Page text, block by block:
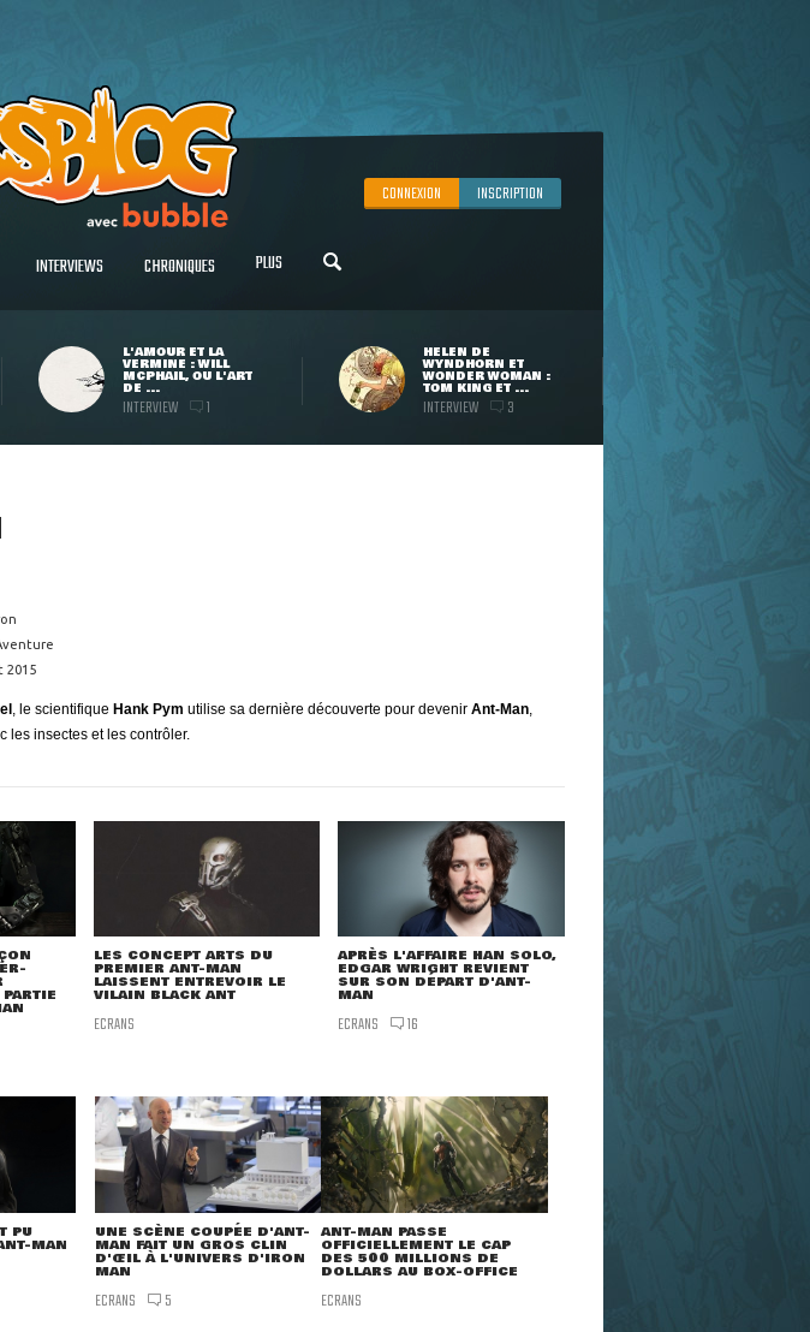
CONNEXION INSCRIPTION
INTERVIEWS CHRONIQUES PLUS
L'AMOUR ET LA
VERMINE : WILL
MCPHAIL, OU L'ART
DE ...
INTERVIEW 1
HELEN DE
WYNDHORN ET
WONDER WOMAN :
TOM KING ET ...
INTERVIEW 3
2015
, le scientifique Hank Pym utilise sa dernière découverte pour devenir Ant-Man,
les insectes et les contrôler.
LES CONCEPT ARTS DU
PREMIER ANT-MAN
LAISSENT ENTREVOIR LE
VILAIN BLACK ANT
ECRANS
APRÈS L'AFFAIRE HAN SOLO,
EDGAR WRIGHT REVIENT
SUR SON DÉPART D'ANT-
MAN
ECRANS 16
PU
MAN
UNE SCÈNE COUPÉE D'ANT-
MAN FAIT UN GROS CLIN
D'ŒIL À L'UNIVERS D'IRON
MAN
ECRANS 5
ANT-MAN PASSE
OFFICIELLEMENT LE CAP
DES 500 MILLIONS DE
DOLLARS AU BOX-OFFICE
ECRANS